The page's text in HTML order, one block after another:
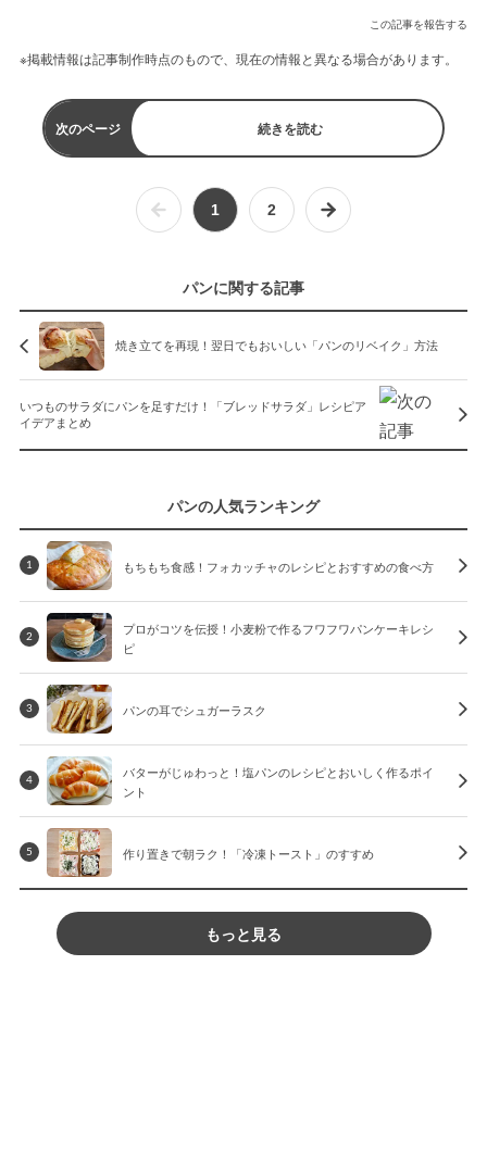
この記事を報告する
※掲載情報は記事制作時点のもので、現在の情報と異なる場合があります。
次のページ 続きを読む
1 2
パンに関する記事
焼き立てを再現！翌日でもおいしい「パンのリベイク」方法
いつものサラダにパンを足すだけ！「ブレッドサラダ」レシピア
イデアまとめ
パンの人気ランキング
1 もちもち食感！フォカッチャのレシピとおすすめの食べ方
2
プロがコツを伝授！小麦粉で作るフワフワパンケーキレシ
ピ
3 パンの耳でシュガーラスク
4
バターがじゅわっと！塩パンのレシピとおいしく作るポイ
ント
5 作り置きで朝ラク！「冷凍トースト」のすすめ
もっと見る